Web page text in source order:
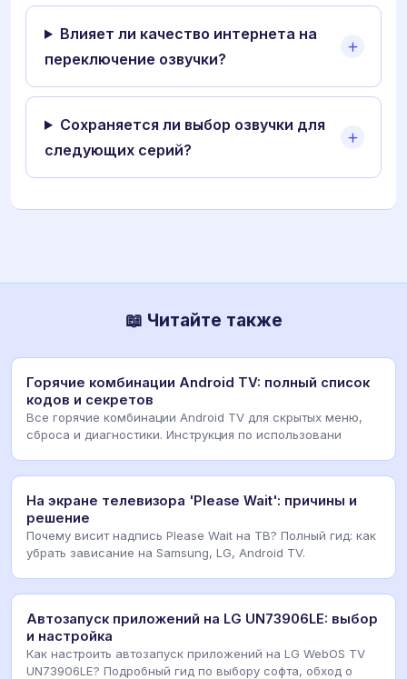
Влияет ли качество интернета на
переключение озвучки?
Сохраняется ли выбор озвучки для
следующих серий?
📖 Читайте также
Горячие комбинации Android TV: полный список
кодов и секретов
Все горячие комбинации Android TV для скрытых меню,
сброса и диагностики. Инструкция по использовани
На экране телевизора 'Please Wait': причины и
решение
Почему висит надпись Please Wait на ТВ? Полный гид: как
убрать зависание на Samsung, LG, Android TV.
Автозапуск приложений на LG UN73906LE: выбор
и настройка
Как настроить автозапуск приложений на LG WebOS TV
UN73906LE? Подробный гид по выбору софта, обход о